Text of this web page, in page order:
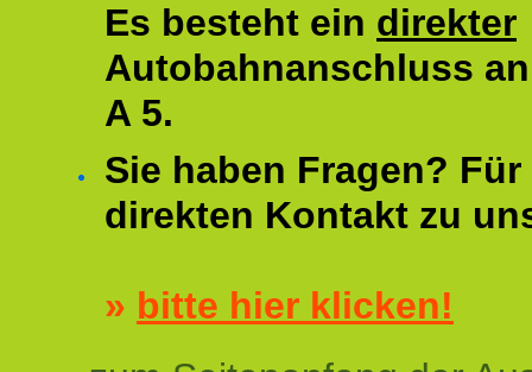
Es besteht ein direkter
Autobahnanschluss
A 5.
Sie haben Fragen?
direkten Kontakt zu
» bitte hier klicken!